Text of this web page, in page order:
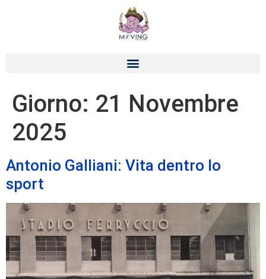
Giorno: 21 Novembre
2025
Antonio Galliani: Vita dentro lo
sport